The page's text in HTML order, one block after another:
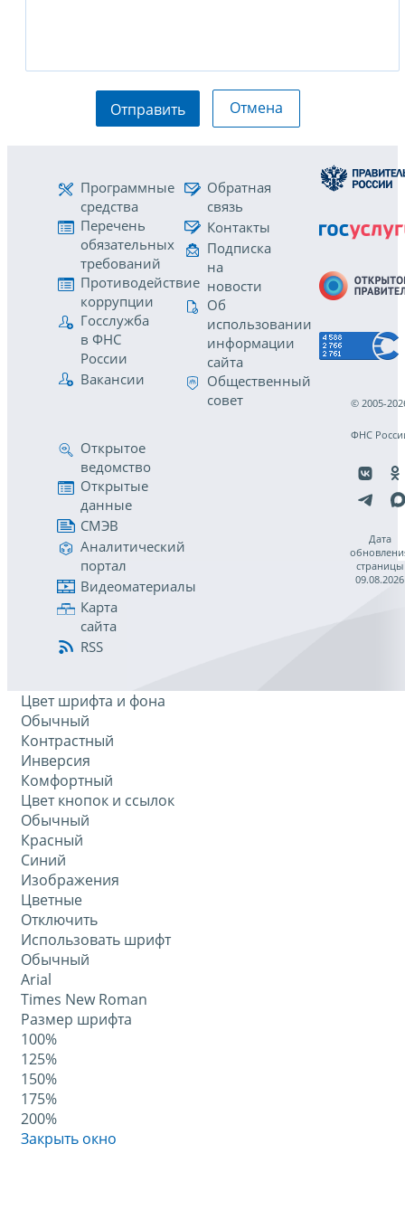
Отправить Отмена
Программные
средства
Перечень
обязательных
требований
Противодействие
коррупции
Госслужба
в ФНС
России
Вакансии
Обратная
связь
Контакты
Подписка
на
новости
Об
использовании
информации
сайта
Общественный
совет
Открытое
ведомство
Открытые
данные
СМЭВ
Аналитический
портал
Видеоматериалы
Карта
сайта
RSS
© 2005-
ФНС
Дата
страницы
09.08.2026
Цвет шрифта и фона
Обычный
Контрастный
Инверсия
Комфортный
Цвет кнопок и ссылок
Обычный
Красный
Синий
Изображения
Цветные
Отключить
Использовать шрифт
Обычный
Arial
Times New Roman
Размер шрифта
100%
125%
150%
175%
200%
Закрыть окно